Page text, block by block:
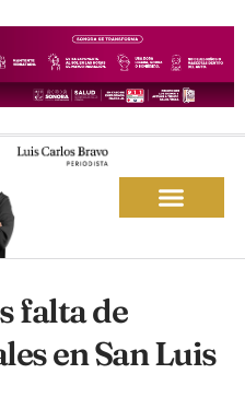
falta de
en San Luis